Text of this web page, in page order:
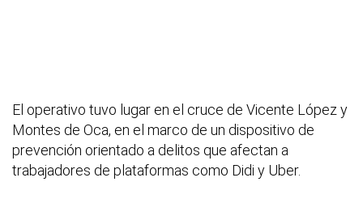
El operativo tuvo lugar en el cruce de Vicente López y
Montes de Oca, en el marco de un dispositivo de
prevención orientado a delitos que afectan a
trabajadores de plataformas como Didi y Uber.